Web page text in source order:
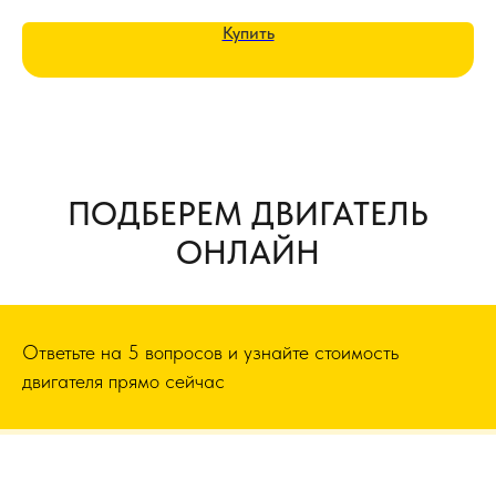
Купить
ПОДБЕРЕМ ДВИГАТЕЛЬ
ОНЛАЙН
Ответьте на 5 вопросов и узнайте стоимость
двигателя прямо сейчас